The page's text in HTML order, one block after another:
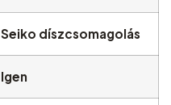
Seiko díszcsomagolás
Igen